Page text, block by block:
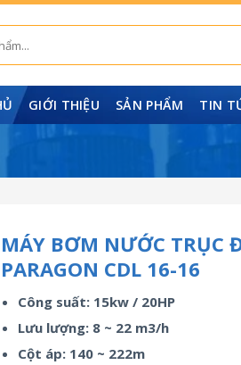
GIỚI THIỆU SẢN PHẨM TIN
MÁY BƠM NƯỚC TRỤC
PARAGON CDL 16-16
Công suất: 15kw / 20HP
Lưu lượng: 8 ~ 22 m3/h
Cột áp: 140 ~ 222m